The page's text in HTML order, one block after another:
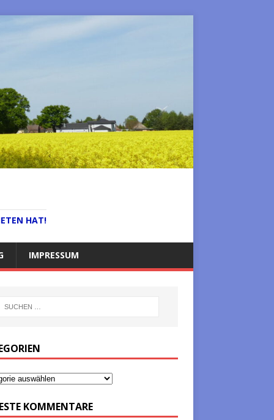
HAT!
IMPRESSUM
KOMMENTARE